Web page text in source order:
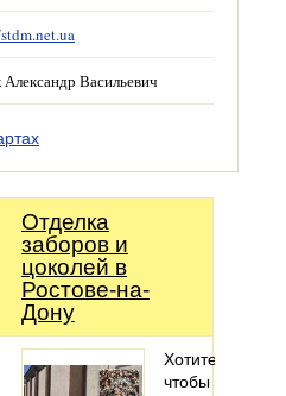
Александр Васильевич
Отделка
заборов и
цоколей в
Ростове-на-
Дону
Хотите,
чтобы